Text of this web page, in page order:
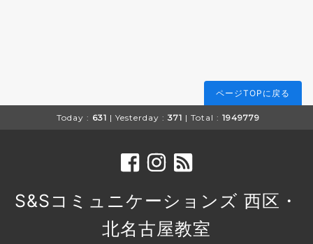
ページTOPに戻る
Today : 631 | Yesterday : 371 | Total : 1949779
S&Sコミュニケーションズ 西区・
北名古屋教室